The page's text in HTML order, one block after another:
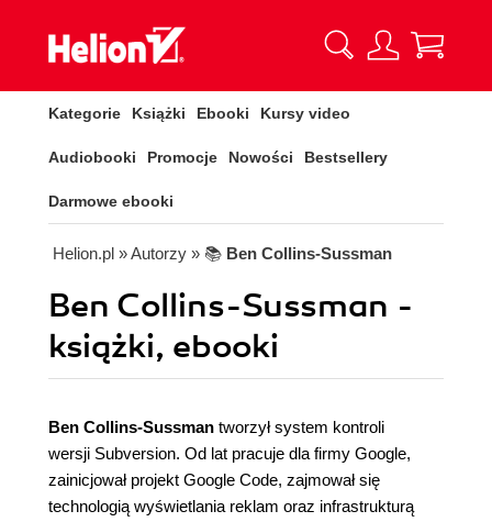
Kategorie Książki Ebooki Kursy video
Audiobooki Promocje Nowości Bestsellery
Darmowe ebooki
Helion.pl » Autorzy » 📚 Ben Collins-Sussman
Ben Collins-Sussman -
książki, ebooki
Ben Collins-Sussman tworzył system kontroli
wersji Subversion. Od lat pracuje dla firmy Google,
zainicjował projekt Google Code, zajmował się
technologią wyświetlania reklam oraz infrastrukturą